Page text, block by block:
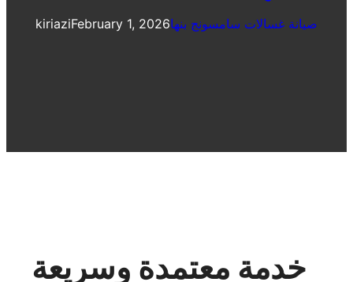
kiriaziFebruary 1, 2026صيانة غسالات سامسونج بنها
خدمة معتمدة وسريعة